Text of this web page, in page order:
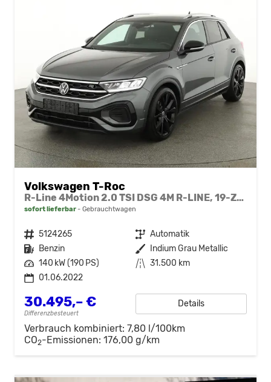
Volkswagen T-Roc
R-Line 4Motion 2.0 TSI DSG 4M R-LINE, 19-Zoll, Kamera, ACC, Navi, LED
sofort lieferbar Gebrauchtwagen
Fahrzeugnr. 5124265 Getriebe Automatik
Kraftstoff Benzin Außenfarbe
Indium Grau Metallic
Leistung 140 kW (190 PS) Kilometerstand 31.500 km
01.06.2022
30.495,– €
Differenzbesteuert
Details
Verbrauch kombiniert: 7,80 l/100km
CO2-Emissionen: 176,00 g/km